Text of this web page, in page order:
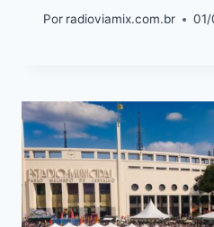
Por radioviamix.com.br